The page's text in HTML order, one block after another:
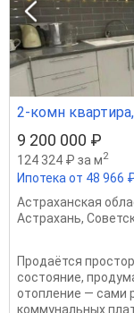
2-комн
9 200 000 ₽
124 324 ₽ за м2
Ипотека от 48 966
Астраханская
Астрахань,
Продаётся
состояние,
отопление — сами
коммунальных